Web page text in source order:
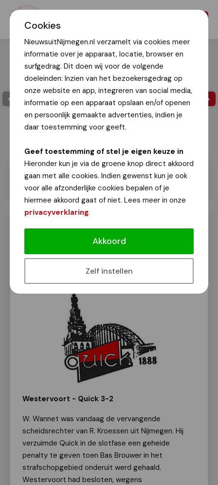
Cookies
NieuwsuitNijmegen.nl verzamelt via cookies meer
informatie over je apparaat, locatie, browser en
surfgedrag. Dit doen wij voor de volgende
doeleinden: Inzien van het bezoekersgedrag op
onze website en app, integreren van social media,
informatie op een apparaat opslaan en/of openen
en persoonlijk gemaakte advertenties, indien je
daar toestemming voor geeft.
Geef toestemming of stel je eigen keuze in
Hieronder kun je via de groene knop direct akkoord
gaan met alle cookies. Indien gewenst kun je ook
voor alle afzonderlijke cookies bepalen of je
hiermee akkoord gaat of niet. Lees meer in onze
privacyverklaring.
Akkoord
Zelf instellen
Voetbal: Quick wint wéér niet
Verslag: Wil Oteman | Fotograaf elftalfoto:
Rogier Knoben
Westervoort - Quick 3-2
W. Wannet was vandaag de vervangende
scheidsrechter van R. Kroessen uit Nijmegen. Hij
verzuimde Quick in de slotfase een geheide
penalty te geven toen Bas Brouwer in het
strafschopgebied onderuit werd gehaald.
Westervoort had besloten, wegens